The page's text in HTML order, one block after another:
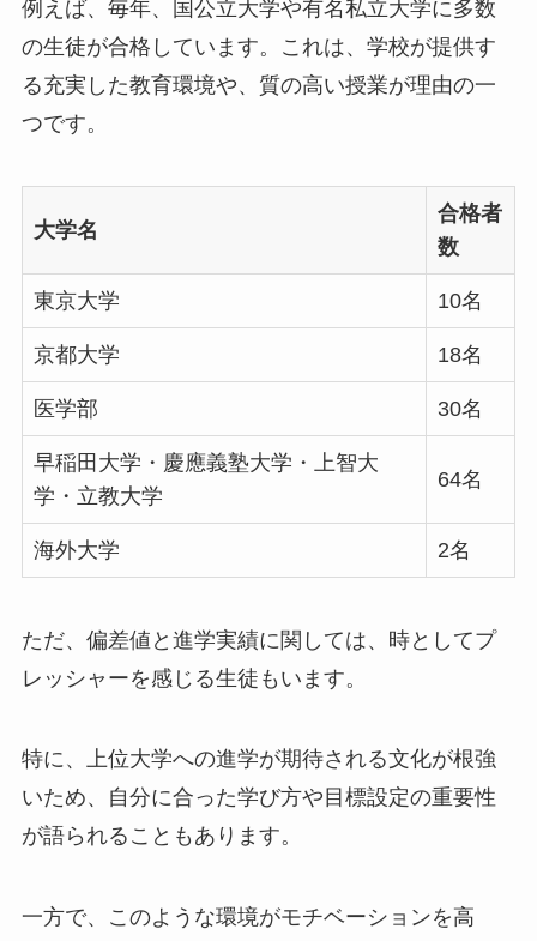
例えば、毎年、国公立大学や有名私立大学に多数
の生徒が合格しています。これは、学校が提供す
る充実した教育環境や、質の高い授業が理由の一
つです。
大学名
合格者
数
東京大学 10名
京都大学 18名
医学部 30名
早稲田大学・慶應義塾大学・上智大
学・立教大学
64名
海外大学 2名
ただ、偏差値と進学実績に関しては、時としてプ
レッシャーを感じる生徒もいます。
特に、上位大学への進学が期待される文化が根強
いため、自分に合った学び方や目標設定の重要性
が語られることもあります。
一方で、このような環境がモチベーションを高